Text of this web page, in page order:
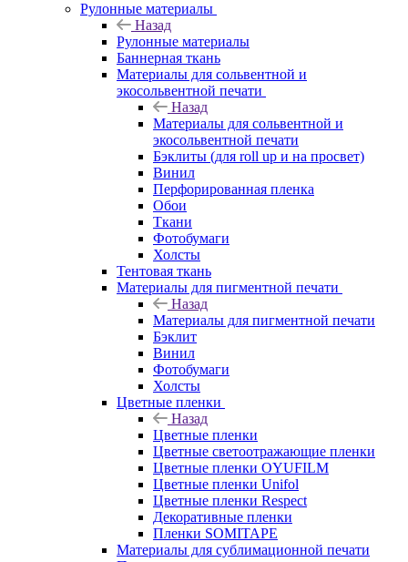
Рулонные материалы
Назад
Рулонные материалы
Баннерная ткань
Материалы для сольвентной и
экосольвентной печати
Назад
Материалы для сольвентной и
экосольвентной печати
Бэклиты (для roll up и на просвет)
Винил
Перфорированная пленка
Обои
Ткани
Фотобумаги
Холсты
Тентовая ткань
Материалы для пигментной печати
Назад
Материалы для пигментной печати
Бэклит
Винил
Фотобумаги
Холсты
Цветные пленки
Назад
Цветные пленки
Цветные светоотражающие пленки
Цветные пленки OYUFILM
Цветные пленки Unifol
Цветные пленки Respect
Декоративные пленки
Пленки SOMITAPE
Материалы для сублимационной печати